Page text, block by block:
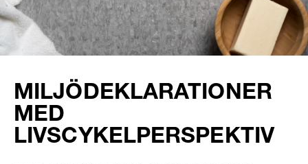
MILJÖDEKLARATIONER
MED
LIVSCYKELPERSPEKTIV